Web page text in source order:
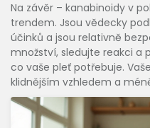
Na závěr – kanabinoidy v
trendem. Jsou vědecky
účinků a jsou relativně
množství, sledujte reakci a
co vaše pleť potřebuje.
klidnějším vzhledem a